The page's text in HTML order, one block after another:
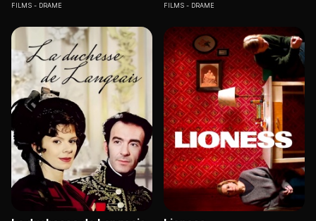
FILMS DRAME FILMS DRAME